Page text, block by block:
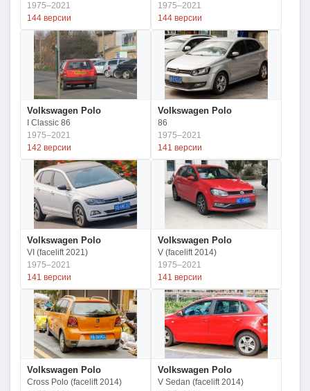
1975–2021
144 версии
1975–2021
144 версии
Volkswagen Polo
I Classic 86
1975–2021
142 версии
Volkswagen Polo
86
1975–2021
141 версии
Volkswagen Polo
VI (facelift 2021)
1975–2021
141 версии
Volkswagen Polo
V (facelift 2014)
1975–2021
141 версии
Volkswagen Polo
Cross Polo (facelift 2014)
Volkswagen Polo
V Sedan (facelift 2014)